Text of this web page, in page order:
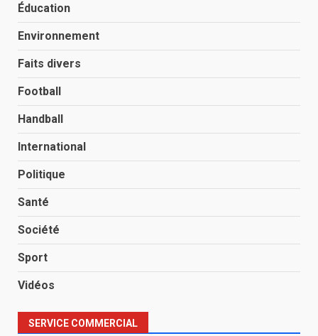
Éducation
Environnement
Faits divers
Football
Handball
International
Politique
Santé
Société
Sport
Vidéos
SERVICE COMMERCIAL